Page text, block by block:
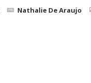
Nathalie De Araujo